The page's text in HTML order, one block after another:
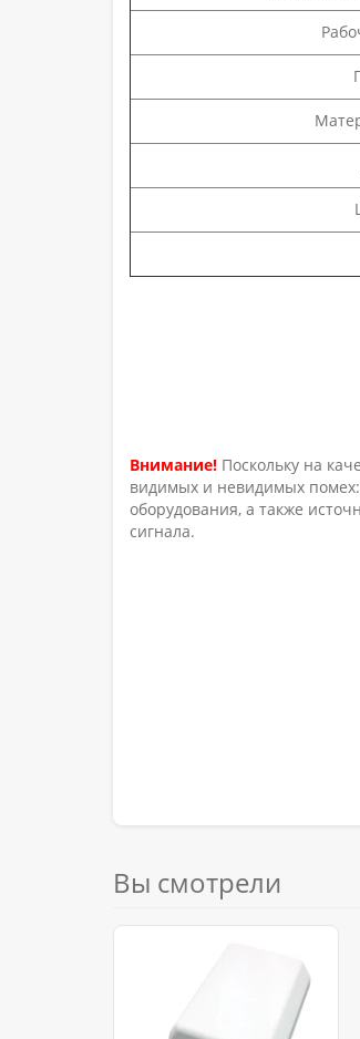
Внимание! Поскольку на
видимых и невидимых
оборудования, а также
сигнала.
Вы смотрели